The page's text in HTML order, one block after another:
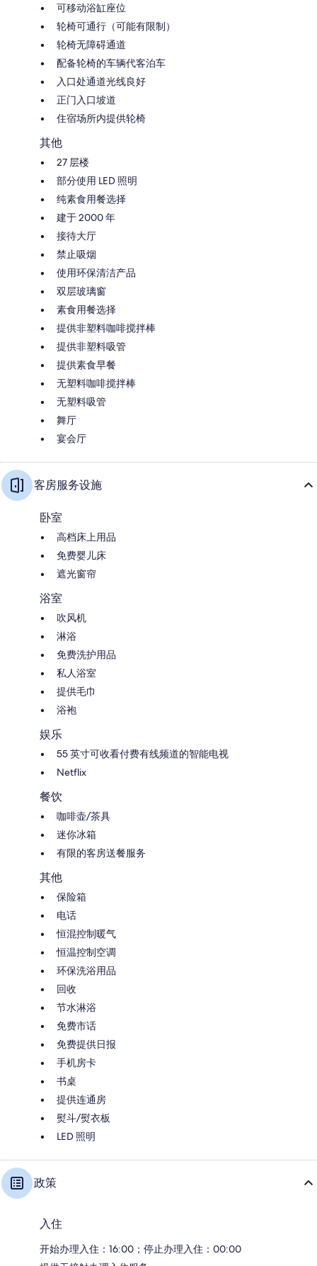
可移动浴缸座位
轮椅可通行（可能有限制）
轮椅无障碍通道
配备轮椅的车辆代客泊车
入口处通道光线良好
正门入口坡道
住宿场所内提供轮椅
其他
27 层楼
部分使用 LED 照明
纯素食用餐选择
建于 2000 年
接待大厅
禁止吸烟
使用环保清洁产品
双层玻璃窗
素食用餐选择
提供非塑料咖啡搅拌棒
提供非塑料吸管
提供素食早餐
无塑料咖啡搅拌棒
无塑料吸管
舞厅
宴会厅
客房服务设施
卧室
高档床上用品
免费婴儿床
遮光窗帘
浴室
吹风机
淋浴
免费洗护用品
私人浴室
提供毛巾
浴袍
娱乐
55 英寸可收看付费有线频道的智能电视
Netflix
餐饮
咖啡壶/茶具
迷你冰箱
有限的客房送餐服务
其他
保险箱
电话
恒混控制暖气
恒温控制空调
环保洗浴用品
回收
节水淋浴
免费市话
免费提供日报
手机房卡
书桌
提供连通房
熨斗/熨衣板
LED 照明
政策
入住
开始办理入住：16:00；停止办理入住：00:00